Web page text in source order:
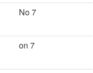
No 7
on 7